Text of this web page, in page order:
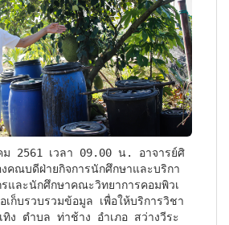
คณบดีฝ่ายกิจการนักศึกษาและบริกา
และนักศึกษาคณะวิทยาการคอมพิวเ
เก็บรวบรวมข้อมูล เพื่อให้บริการวิชา
ทิง ตำบล ท่าช้าง อำเภอ สว่างวีระ